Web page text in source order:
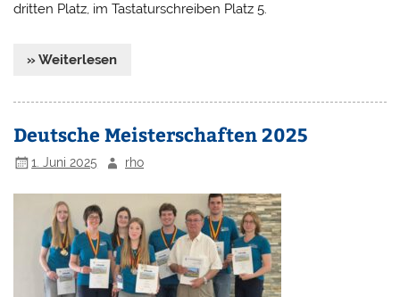
dritten Platz, im Tastaturschreiben Platz 5.
» Weiterlesen
Deutsche Meisterschaften 2025
1. Juni 2025 rho